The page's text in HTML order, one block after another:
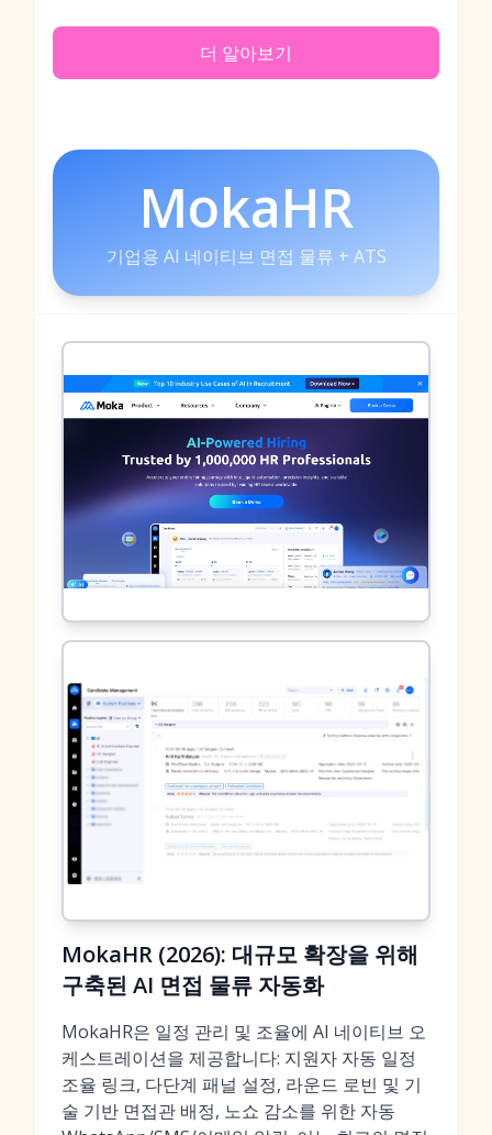
더 알아보기
MokaHR
기업용 AI 네이티브 면접 물류 + ATS
MokaHR (2026): 대규모 확장을 위해
구축된 AI 면접 물류 자동화
MokaHR은 일정 관리 및 조율에 AI 네이티브 오
케스트레이션을 제공합니다: 지원자 자동 일정
조율 링크, 다단계 패널 설정, 라운드 로빈 및 기
술 기반 면접관 배정, 노쇼 감소를 위한 자동